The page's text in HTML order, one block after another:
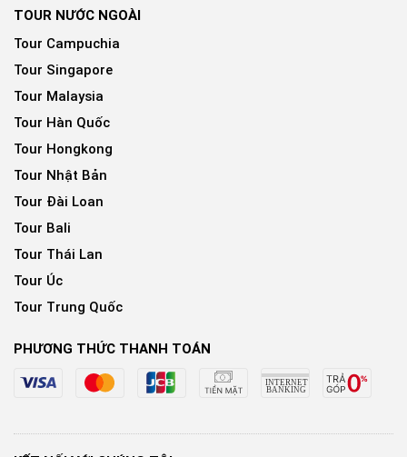
TOUR NƯỚC NGOÀI
Tour Campuchia
Tour Singapore
Tour Malaysia
Tour Hàn Quốc
Tour Hongkong
Tour Nhật Bản
Tour Đài Loan
Tour Bali
Tour Thái Lan
Tour Úc
Tour Trung Quốc
PHƯƠNG THỨC THANH TOÁN